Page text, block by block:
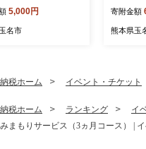
みかん 柑橘類 みか
家庭用 みかん 熊
5,000円
名市
ご みか
どう メ
定期便
寄附金額
熊本県玉
税ホーム イベント・チケット
税ホーム ランキング イ
まもりサービス（3ヵ月コース） |